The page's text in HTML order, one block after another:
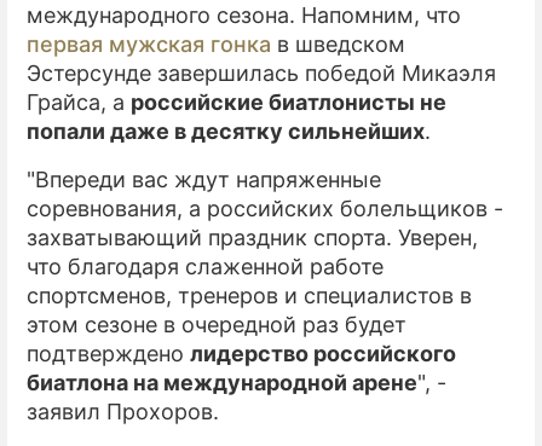
международного сезона. Напомним, что
первая мужская гонка в шведском
Эстерсунде завершилась победой Микаэля
Грайса, а российские биатлонисты не
попали даже в десятку сильнейших.
"Впереди вас ждут напряженные
соревнования, а российских болельщиков -
захватывающий праздник спорта. Уверен,
что благодаря слаженной работе
спортсменов, тренеров и специалистов в
этом сезоне в очередной раз будет
подтверждено лидерство российского
биатлона на международной арене", -
заявил Прохоров.